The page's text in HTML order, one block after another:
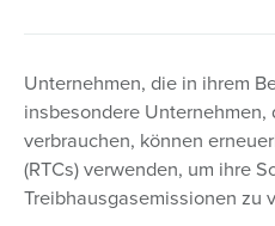
Unternehmen, die in ihrem
insbesondere
verbrauchen, können
(RTCs) verwenden, um ihre
Treibhausgasemissionen zu